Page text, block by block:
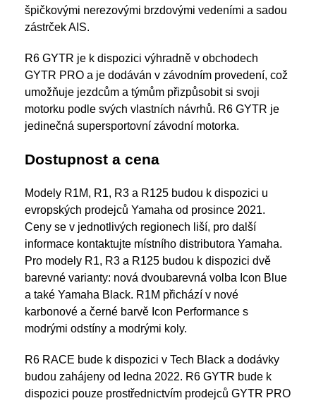
špičkovými nerezovými brzdovými vedeními a sadou
zástrček AIS.
R6 GYTR je k dispozici výhradně v obchodech
GYTR PRO a je dodáván v závodním provedení, což
umožňuje jezdcům a týmům přizpůsobit si svoji
motorku podle svých vlastních návrhů. R6 GYTR je
jedinečná supersportovní závodní motorka.
Dostupnost a cena
Modely R1M, R1, R3 a R125 budou k dispozici u
evropských prodejců Yamaha od prosince 2021.
Ceny se v jednotlivých regionech liší, pro další
informace kontaktujte místního distributora Yamaha.
Pro modely R1, R3 a R125 budou k dispozici dvě
barevné varianty: nová dvoubarevná volba Icon Blue
a také Yamaha Black. R1M přichází v nové
karbonové a černé barvě Icon Performance s
modrými odstíny a modrými koly.
R6 RACE bude k dispozici v Tech Black a dodávky
budou zahájeny od ledna 2022. R6 GYTR bude k
dispozici pouze prostřednictvím prodejců GYTR PRO